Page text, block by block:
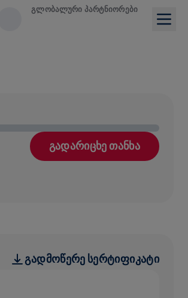
ᲒᲚᲝᲑᲐᲚᲣᲠᲘ ᲞᲐᲠᲢᲜᲘᲝᲠᲔᲑᲘ
ᲒᲐᲓᲐᲠᲘᲪᲮᲔ ᲗᲐᲜᲮᲐ
ᲒᲐᲓᲛᲝᲬᲔᲠᲔ ᲡᲔᲠᲢᲘᲤᲘᲙᲐᲢᲘ